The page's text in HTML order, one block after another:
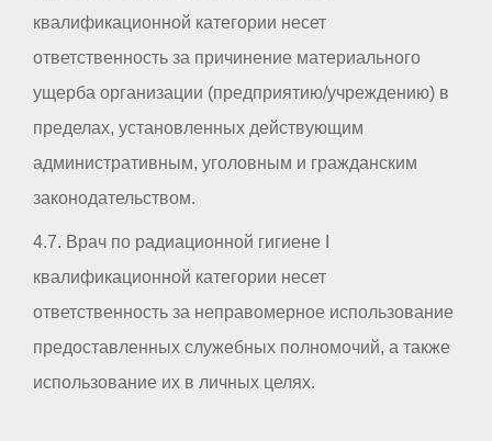
квалификационной категории несет
ответственность за причинение материального
ущерба организации (предприятию/учреждению) в
пределах, установленных действующим
административным, уголовным и гражданским
законодательством.
4.7. Врач по радиационной гигиене I
квалификационной категории несет
ответственность за неправомерное использование
предоставленных служебных полномочий, а также
использование их в личных целях.